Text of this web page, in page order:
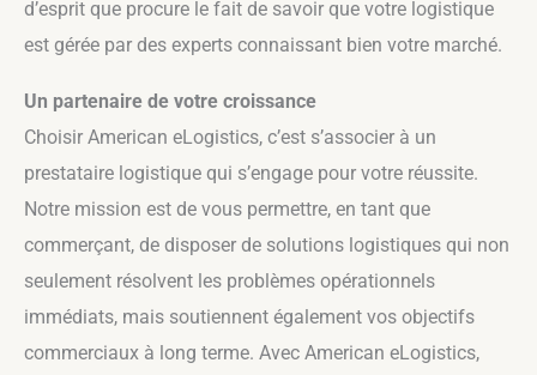
d’esprit que procure le fait de savoir que votre logistique
est gérée par des experts connaissant bien votre marché.
Un partenaire de votre croissance
Choisir American eLogistics, c’est s’associer à un
prestataire logistique qui s’engage pour votre réussite.
Notre mission est de vous permettre, en tant que
commerçant, de disposer de solutions logistiques qui non
seulement résolvent les problèmes opérationnels
immédiats, mais soutiennent également vos objectifs
commerciaux à long terme. Avec American eLogistics,